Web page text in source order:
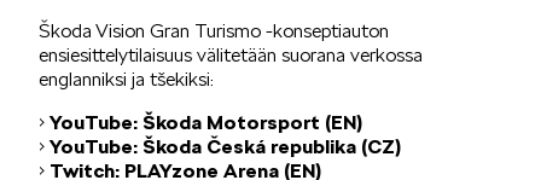
KOEAJOSSA
Škoda Vision Gran Turismo -konseptiauton
ensiesittelytilaisuus välitetään suorana verkossa
englanniksi ja tšekiksi:
• YouTube: Škoda Motorsport (EN)
• YouTube: Škoda Česká republika (CZ)
• Twitch: PLAYzone Arena (EN)